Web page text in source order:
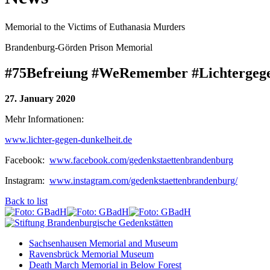
Memorial to the Victims of Euthanasia Murders
Brandenburg-Görden Prison Memorial
#75Befreiung #WeRemember
27. January 2020
Mehr Informationen:
www.lichter-gegen-dunkelheit.de
Facebook: www.facebook.com/gedenkstaettenbrandenburg
Instagram: www.instagram.com/gedenkstaettenbrandenburg/
Back to list
Sachsenhausen Memorial and Museum
Ravensbrück Memorial Museum
Death March Memorial in Below Forest